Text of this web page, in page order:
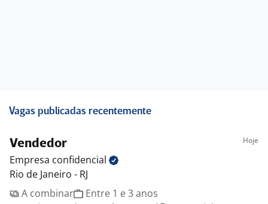
Vagas publicadas recentemente
Vendedor Hoje
Empresa confidencial
Rio de Janeiro - RJ
A combinar
Entre 1 e 3 anos